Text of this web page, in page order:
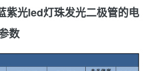
紫光led灯珠发光二极管的电
数